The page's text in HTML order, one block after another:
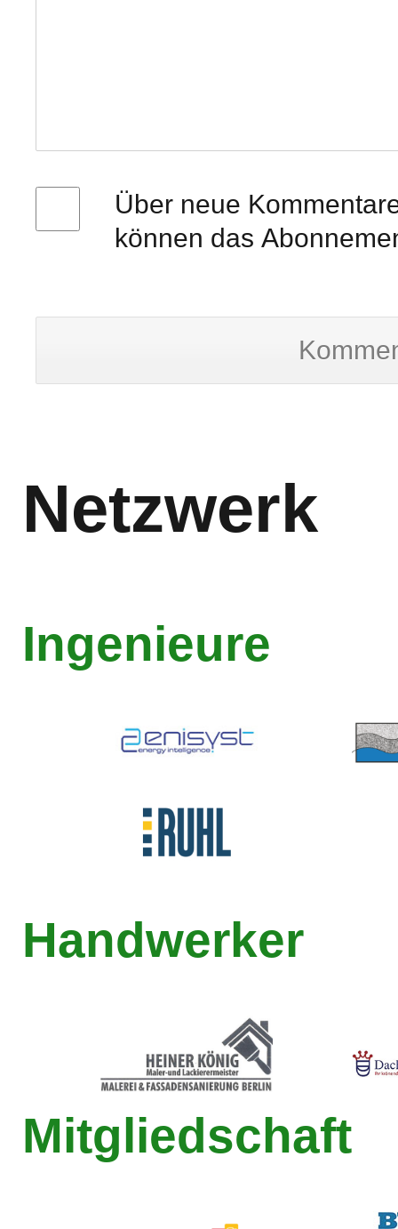
Über neue
können das
Netzwerk
Ingenieure
Handwerker
Mitgliedschaft